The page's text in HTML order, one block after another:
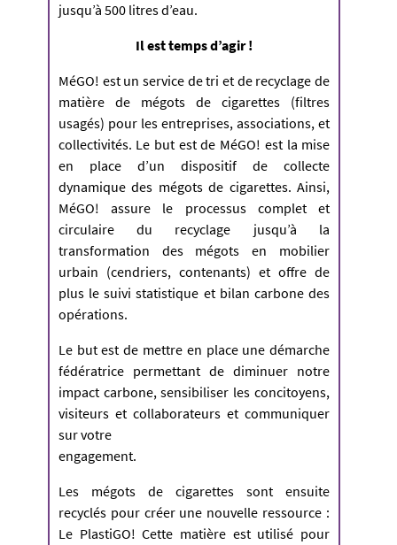
jusqu’à 500 litres d’eau.
Il est temps d’agir !
MéGO! est un service de tri et de recyclage de
matière de mégots de cigarettes (filtres
usagés) pour les entreprises, associations, et
collectivités. Le but est de MéGO! est la mise
en place d’un dispositif de collecte
dynamique des mégots de cigarettes. Ainsi,
MéGO! assure le processus complet et
circulaire du recyclage jusqu’à la
transformation des mégots en mobilier
urbain (cendriers, contenants) et offre de
plus le suivi statistique et bilan carbone des
opérations.
Le but est de mettre en place une démarche
fédératrice permettant de diminuer notre
impact carbone, sensibiliser les concitoyens,
visiteurs et collaborateurs et communiquer
sur votre
engagement.
Les mégots de cigarettes sont ensuite
recyclés pour créer une nouvelle ressource :
Le PlastiGO! Cette matière est utilisé pour